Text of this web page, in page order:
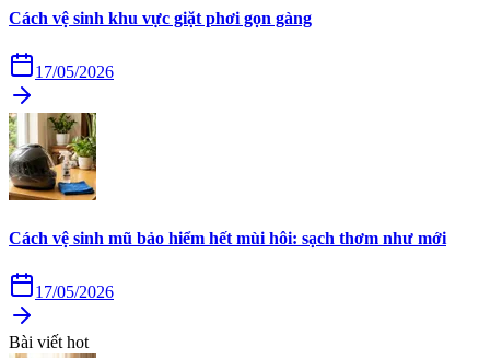
Cách vệ sinh khu vực giặt phơi gọn gàng
17/05/2026
Cách vệ sinh mũ bảo hiểm hết mùi hôi: sạch thơm như mới
17/05/2026
Bài viết hot